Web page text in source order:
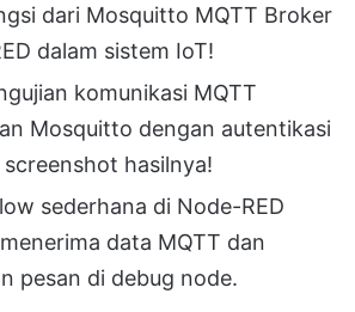
dari Mosquitto MQTT Broker
dalam sistem IoT!
komunikasi MQTT
Mosquitto dengan autentikasi
hasilnya!
sederhana di Node-RED
data MQTT dan
pesan di debug node.